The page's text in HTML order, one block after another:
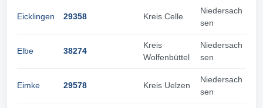
Eicklingen 29358 Kreis Celle
Niedersach
sen
Elbe 38274
Kreis
Wolfenbüttel
Niedersach
sen
Eimke 29578 Kreis Uelzen
Niedersach
sen